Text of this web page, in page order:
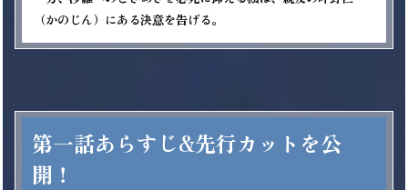
第一話あらすじ&先行カットを公
開！